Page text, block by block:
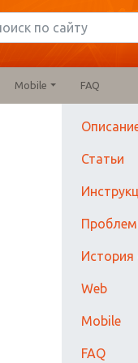
Mobile FAQ
Статьи
История
Web
Mobile
FAQ